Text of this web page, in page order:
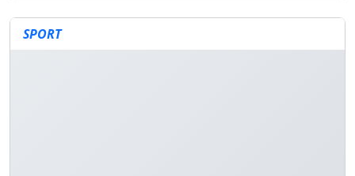
SPORT